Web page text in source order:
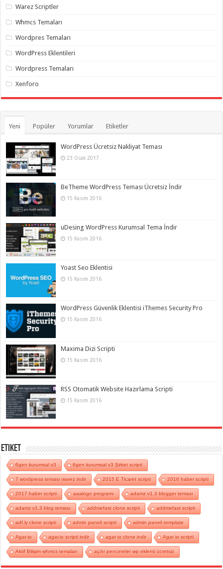
hilesi ,
takipçi
instagram
hilesi ,
Warez Scriptler
Whmcs Temaları
Wordpres Temaları
WordPress Eklentileri
Wordpress Temaları
Xenforo
Yeni Popüler Yorumlar Etiketler
WordPress Ücretsiz Nakliyat Teması
23 Ocak 2017
BeTheme WordPress Teması Ücretsiz İndir
15 Kasım 2016
uDesing WordPress Kurumsal Tema İndir
15 Kasım 2016
Yoast Seo Eklentisi
15 Kasım 2016
WordPress Güvenlik Eklentisi iThemes Security Pro
15 Kasım 2016
Maxima Dizi Scripti
15 Kasım 2016
RSS Otomatik Website Hazırlama Scripti
15 Kasım 2016
Etiket
6gen kurumsal v3 6gen kurumsal v3 Şirket scripti
7 wordpress teması warez indir 2015 E Ticaret scripti 2016 haber scripti
2017 haber scripti aaalogo programı adamz v1.3 blogger teması
adamz v1.3 blog teması addmefast clone scripti addmefast scripti
adf.ly clone scripti admin paneli scripti admin paneli template
Agar-io agar.io scripti indir agar io clone indir Agar io scripti
Aktif Bilişim whmcs temaları açılır pencereler wp eklenti ücretsiz